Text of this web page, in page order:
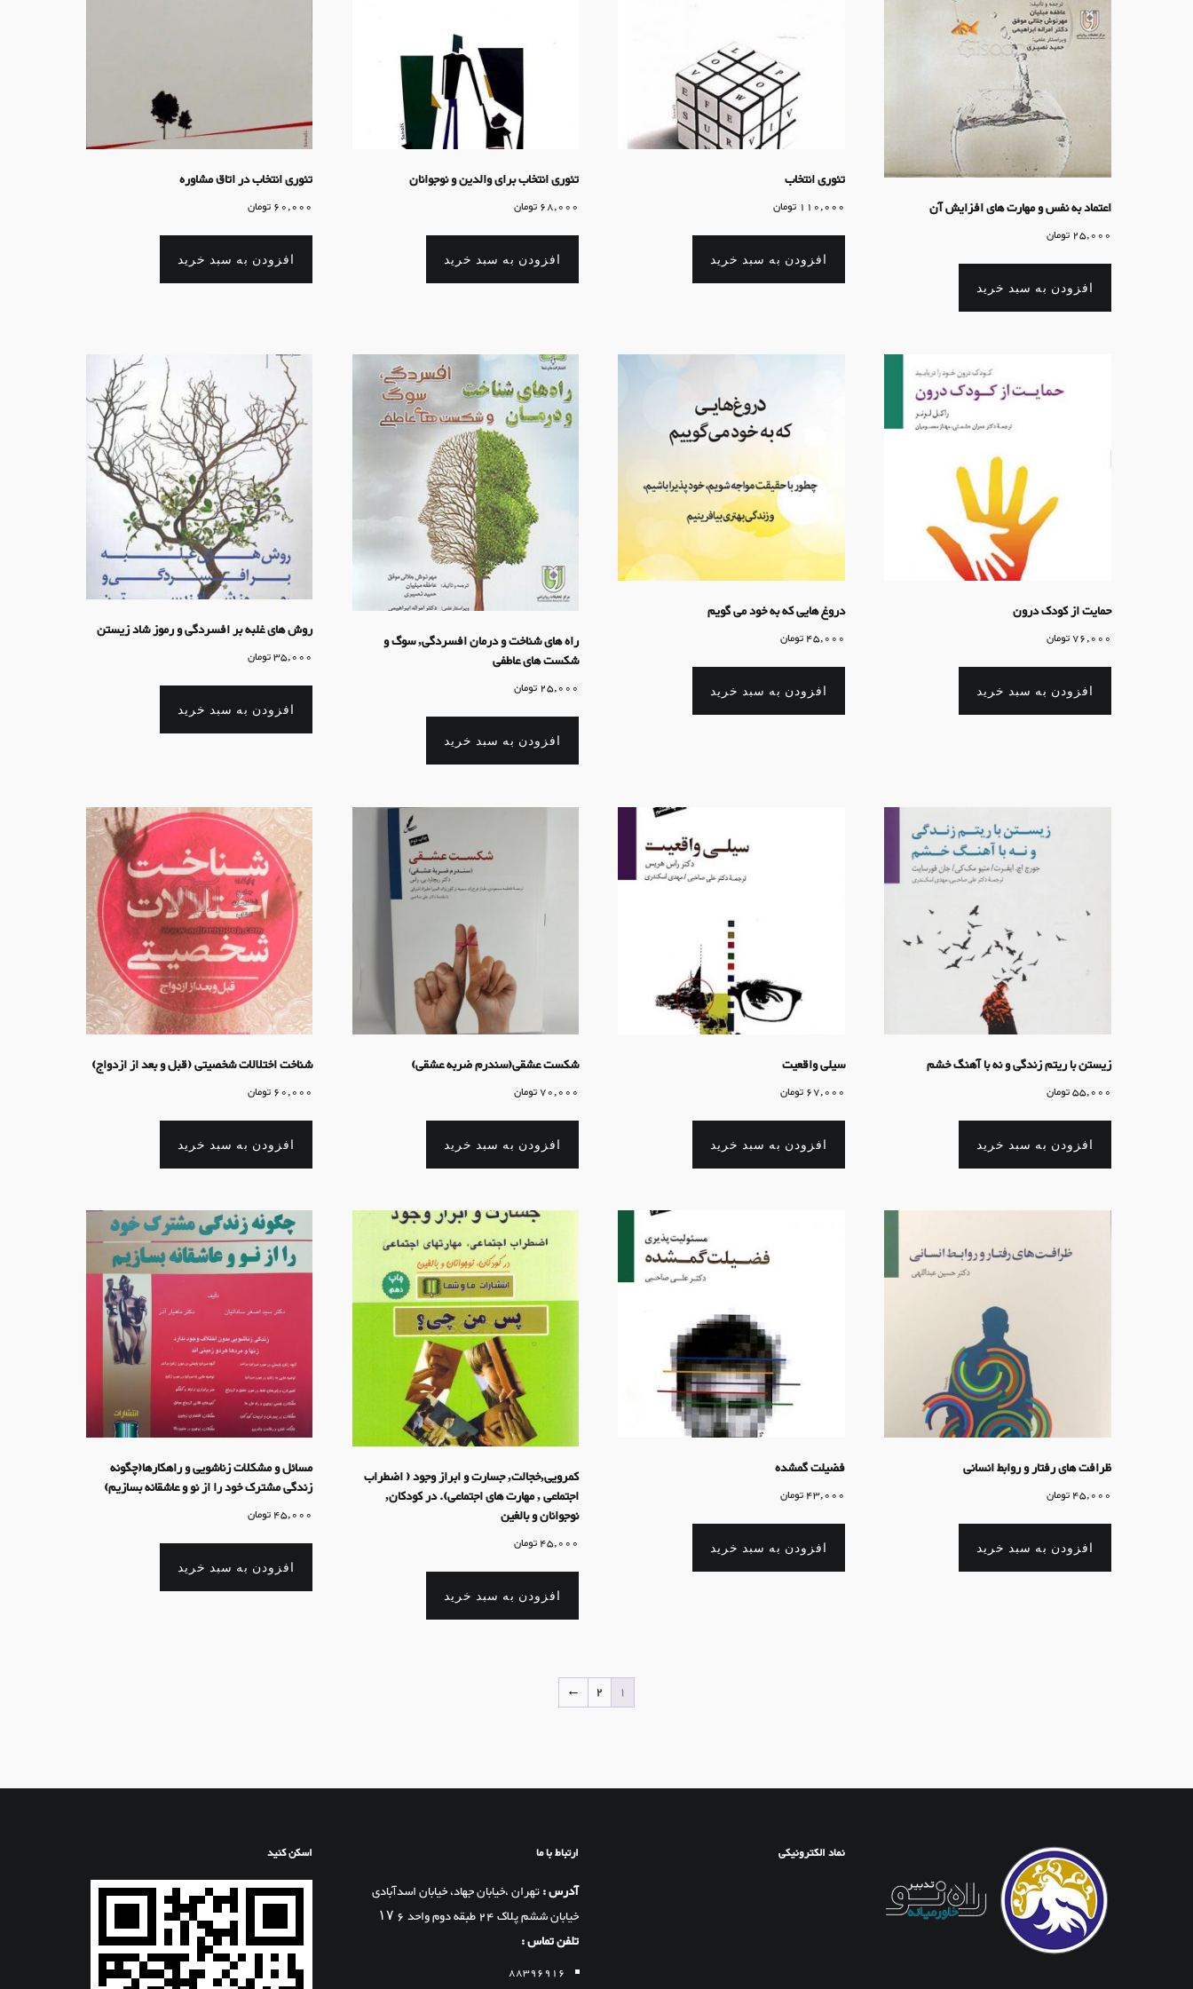
اعتماد به نفس و مهارت های افزایش آن
25,000تومان
افزودن به سبد خرید
تئوری انتخاب
110,000 تومان
افزودن به سبد خرید
تئوری انتخاب برای والدین و نوجوانان
68,000تومان
افزودن به سبد خرید
تئوری انتخاب در اتاق مشاوره
60,000تومان
افزودن به سبد خرید
حمایت از کودک درون
76,000تومان
افزودن به سبد خرید
دروغ هایی که به خود می گویم
45,000تومان
افزودن به سبد خرید
راه های شناخت و درمان افسردگی, سوگ و
شکست های عاطفی
25,000تومان
افزودن به سبد خرید
روش های غلبه بر افسردگی و رموز شاد زیستن
35,000تومان
افزودن به سبد خرید
زیستن با ریتم زندگی و نه با آهنگ خشم
55,000تومان
افزودن به سبد خرید
سیلی واقعیت
67,000تومان
افزودن به سبد خرید
شکست عشقی(سندرم ضربه عشقی)
70,000تومان
افزودن به سبد خرید
شناخت اختلالات شخصیتی (قبل و بعد از ازدواج)
60,000تومان
افزودن به سبد خرید
ظرافت های رفتار و روابط انسانی
45,000تومان
افزودن به سبد خرید
فضیلت گمشده
43,000تومان
افزودن به سبد خرید
کمرویی,خجالت, جسارت و ابراز وجود ( اضطراب
اجتماعی , مهارت های اجتماعی). در کودکان,
نوجوانان و بالغین
45,000تومان
افزودن به سبد خرید
مسائل و مشکلات زناشویی و راهکارها(چگونه
زندگی مشترک خود را از نو و عاشقانه بسازیم)
45,000تومان
افزودن به سبد خرید
1
2
←
نماد الکترونیکی ارتباط با ما
آدرس :تهران ،خیابان جهاد، خیابان اسدآبادی
خیابان ششم پلاک 24 طبقه دوم واحد 6 ۱۷
تلفن تماس :
88396916
اسکن کنید